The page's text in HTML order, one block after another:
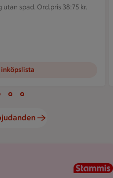
utan spad. Ord.pris 38:75 kr.
inköpslista
5
2 av 5
Bild 3 av 5Bild 4 av 5